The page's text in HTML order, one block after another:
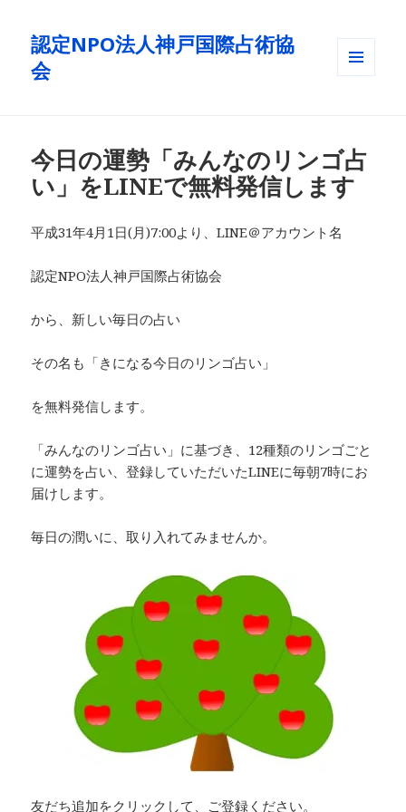
認定NPO法人神戸国際占術協
会
今日の運勢「みんなのリンゴ占
い」をLINEで無料発信します
平成31年4月1日(月)7:00より、LINE＠アカウント名
認定NPO法人神戸国際占術協会
から、新しい毎日の占い
その名も「きになる今日のリンゴ占い」
を無料発信します。
「みんなのリンゴ占い」に基づき、12種類のリンゴごと
に運勢を占い、登録していただいたLINEに毎朝7時にお
届けします。
毎日の潤いに、取り入れてみませんか。
友だち追加をクリックして、ご登録ください。